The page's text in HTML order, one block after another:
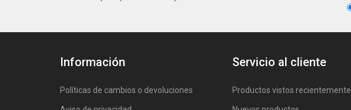
Información
Políticas de cambios o devoluciones
Servicio al cliente
Productos vistos recientemente